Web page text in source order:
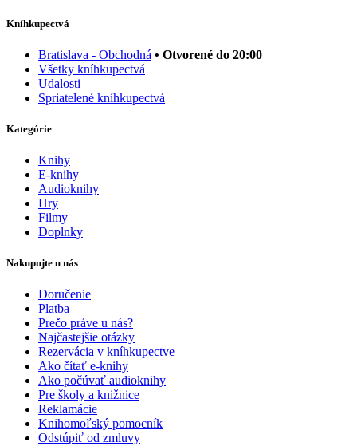
Kníhkupectvá
Bratislava - Obchodná • Otvorené do 20:00
Všetky kníhkupectvá
Udalosti
Spriatelené kníhkupectvá
Kategórie
Knihy
E-knihy
Audioknihy
Hry
Filmy
Doplnky
Nakupujte u nás
Doručenie
Platba
Prečo práve u nás?
Najčastejšie otázky
Rezervácia v kníhkupectve
Ako čítať e-knihy
Ako počúvať audioknihy
Pre školy a knižnice
Reklamácie
Knihomoľský pomocník
Odstúpiť od zmluvy